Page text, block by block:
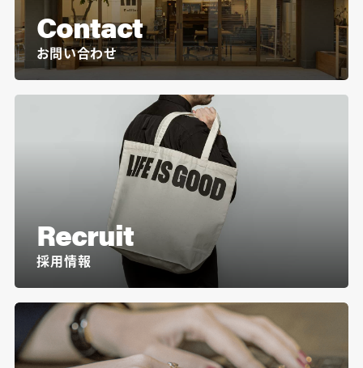
Contact
お問い合わせ
Recruit
採用情報